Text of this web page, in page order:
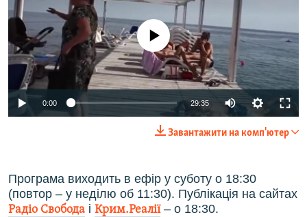
No media source currently available
0:00 29:35
Завантажити на комп'ютер
Програма виходить в ефір у суботу о 18:30
(повтор – у неділю об 11:30). Публікація на сайтах
Радіо Свобода і Крим.Реалії– о 18:30.